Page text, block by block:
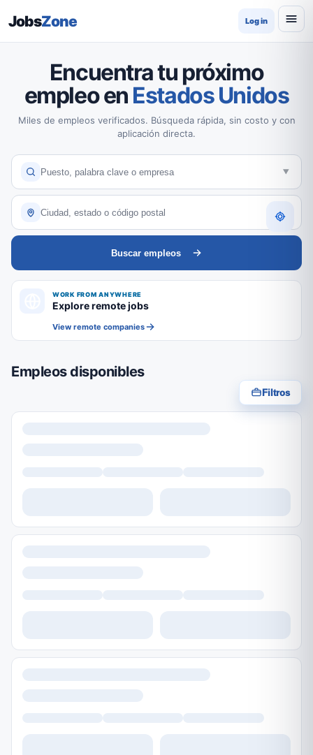
JobsZone Log in
Encuentra tu próximo
empleo en Estados Unidos
Miles de empleos verificados. Búsqueda rápida, sin costo y con
aplicación directa.
Buscar empleos
WORK FROM ANYWHERE
Explore remote jobs
View remote companies
Empleos disponibles
Filtros